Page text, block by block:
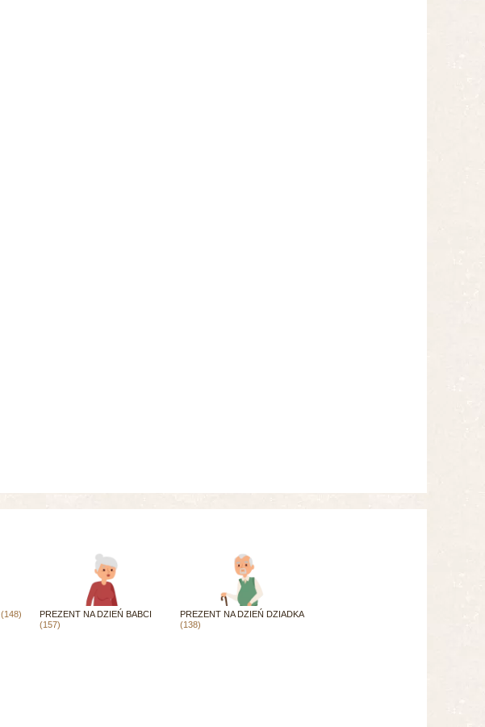
(148)
PREZENT NA DZIEŃ BABCI
(157)
PREZENT NA DZIEŃ DZIADKA
(138)